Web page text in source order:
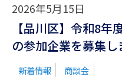
2026年5月15日
【品川区】令和8
の参加企業を募集し
新着情報 商談会